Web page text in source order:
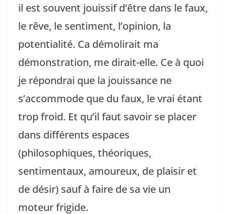
il est souvent jouissif d’être dans le faux,
le rêve, le sentiment, l’opinion, la
potentialité. Ca démolirait ma
démonstration, me dirait-elle. Ce à quoi
je répondrai que la jouissance ne
s’accommode que du faux, le vrai étant
trop froid. Et qu’il faut savoir se placer
dans différents espaces
(philosophiques, théoriques,
sentimentaux, amoureux, de plaisir et
de désir) sauf à faire de sa vie un
moteur frigide.